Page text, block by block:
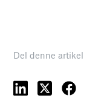
Del denne artikel